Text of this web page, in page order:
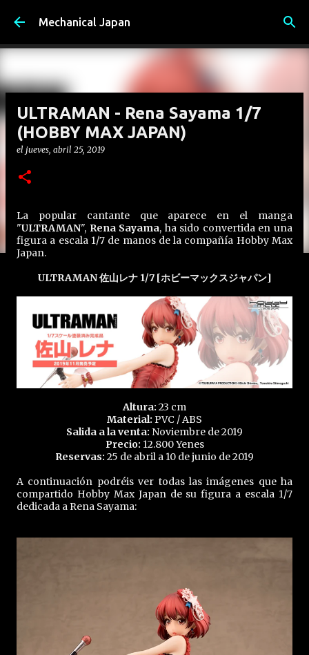
Ir al contenido principal
Mechanical Japan
ULTRAMAN - Rena Sayama 1/7
(HOBBY MAX JAPAN)
el jueves, abril 25, 2019
La popular cantante que aparece en el manga
"ULTRAMAN", Rena Sayama, ha sido convertida en una
figura a escala 1/7 de manos de la compañía Hobby Max
Japan.
ULTRAMAN 佐山レナ 1/7 [ホビーマックスジャパン]
Altura: 23 cm
Material: PVC / ABS
Salida a la venta: Noviembre de 2019
Precio: 12.800 Yenes
Reservas: 25 de abril a 10 de junio de 2019
A continuación podréis ver todas las imágenes que ha
compartido Hobby Max Japan de su figura a escala 1/7
dedicada a Rena Sayama: